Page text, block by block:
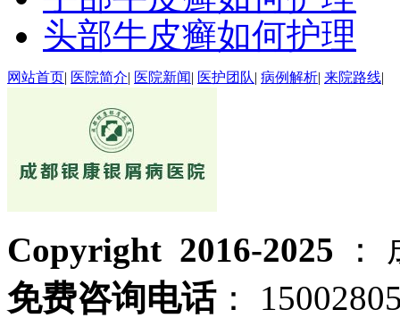
头部牛皮癣如何护理
网站首页| 医院简介| 医院新闻| 医护团队| 病例解析| 来院路线|
Copyright 2016-2025
：
免费咨询电话：